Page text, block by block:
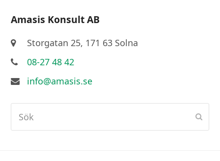
Amasis Konsult AB
Storgatan 25, 171 63 Solna
08-27 48 42
info@amasis.se